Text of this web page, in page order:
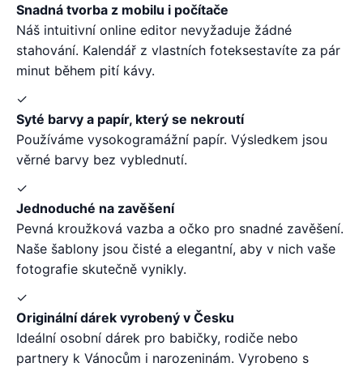
Snadná tvorba z mobilu i počítače
Náš intuitivní online editor nevyžaduje žádné
stahování. Kalendář z vlastních foteksestavíte za pár
minut během pití kávy.
✓
Syté barvy a papír, který se nekroutí
Používáme vysokogramážní papír. Výsledkem jsou
věrné barvy bez vyblednutí.
✓
Jednoduché na zavěšení
Pevná kroužková vazba a očko pro snadné zavěšení.
Naše šablony jsou čisté a elegantní, aby v nich vaše
fotografie skutečně vynikly.
✓
Originální dárek vyrobený v Česku
Ideální osobní dárek pro babičky, rodiče nebo
partnery k Vánocům i narozeninám. Vyrobeno s